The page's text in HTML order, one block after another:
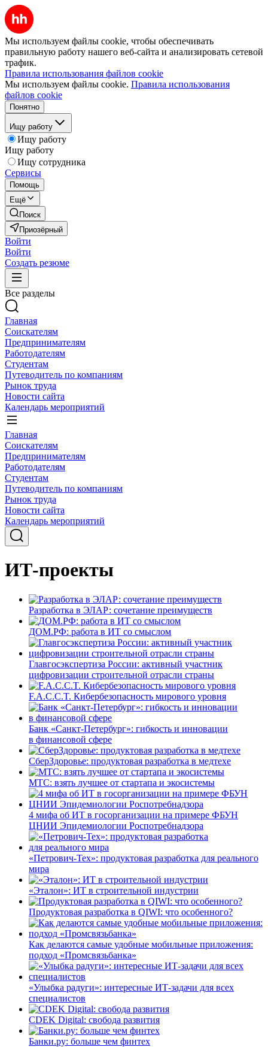
Мы используем файлы cookie, чтобы обеспечивать
правильную работу нашего веб-сайта и анализировать сетевой
трафик.
Правила использования файлов cookie
Мы используем файлы cookie. Правила использования
файлов cookie
Понятно
Ищу работу
Ищу работу
Ищу работу
Ищу сотрудника
Сервисы
Помощь
Ещё
Поиск
Приозёрный
Войти
Войти
Создать резюме
Все разделы
Главная
Соискателям
Предпринимателям
Работодателям
Студентам
Путеводитель по компаниям
Рынок труда
Новости сайта
Календарь мероприятий
Главная
Соискателям
Предпринимателям
Работодателям
Студентам
Путеводитель по компаниям
Рынок труда
Новости сайта
Календарь мероприятий
ИТ-проекты
Разработка в ЭЛАР: сочетание преимуществ
ДОМ.РФ: работа в ИТ со смыслом
Главгосэкспертиза России: активный участник
цифровизации строительной отрасли страны
F.A.C.C.T. Кибербезопасность мирового уровня
Банк «Санкт-Петербург»: гибкость и инновации
в финансовой сфере
СберЗдоровье: продуктовая разработка в медтехе
МТС: взять лучшее от стартапа и экосистемы
4 мифа об ИТ в госорганизации на примере ФБУН
ЦНИИ Эпидемиологии Роспотребнадзора
«Петрович-Тех»: продуктовая разработка для реального
мира
«Эталон»: ИТ в строительной индустрии
Продуктовая разработка в QIWI: что особенного?
Как делаются самые удобные мобильные приложения:
подход «Промсвязьбанка»
«Улыбка радуги»: интересные ИТ-задачи для всех
специалистов
CDEK Digital: свобода развития
Банки.ру: больше чем финтех